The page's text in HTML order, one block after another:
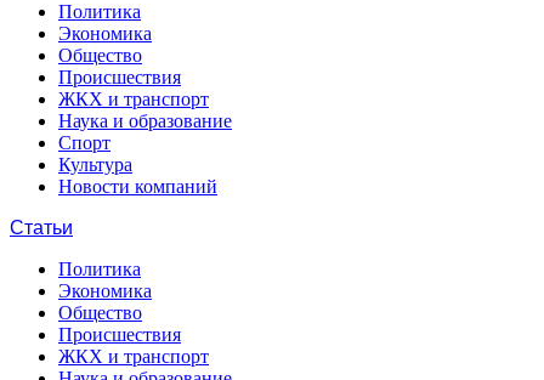
Политика
Экономика
Общество
Происшествия
ЖКХ и транспорт
Наука и образование
Спорт
Культура
Новости компаний
Статьи
Политика
Экономика
Общество
Происшествия
ЖКХ и транспорт